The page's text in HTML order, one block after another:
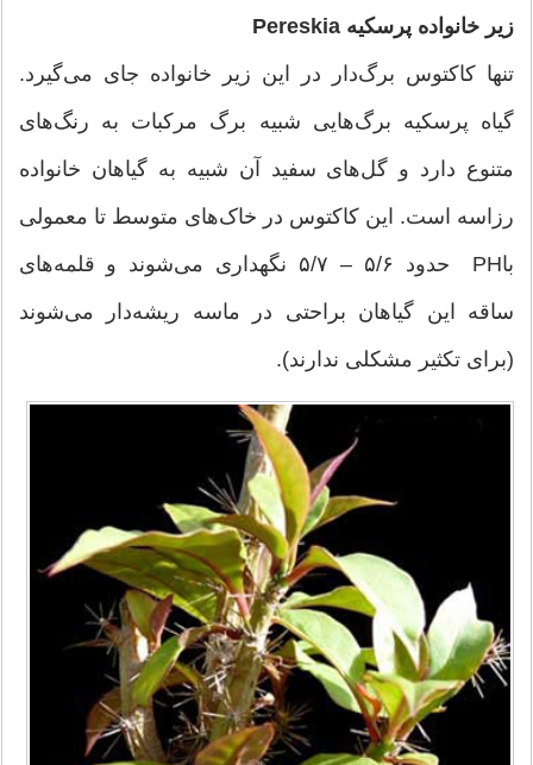
زیر خانواده پرسکیه Pereskia
تنها کاکتوس برگ‌دار در این زیر خانواده جای می‌گیرد.
گیاه پرسکیه برگ‌هایی شبیه برگ مرکبات به رنگ‌های
متنوع دارد و گل‌های سفید آن شبیه به گیاهان خانواده
رزاسه است. این کاکتوس در خاک‌های متوسط تا معمولی
باPH حدود ۵/۶ – ۵/۷ نگهداری می‌شوند و قلمه‌های
ساقه این گیاهان براحتی در ماسه ریشه‌دار می‌شوند
(برای تکثیر مشکلی ندارند).